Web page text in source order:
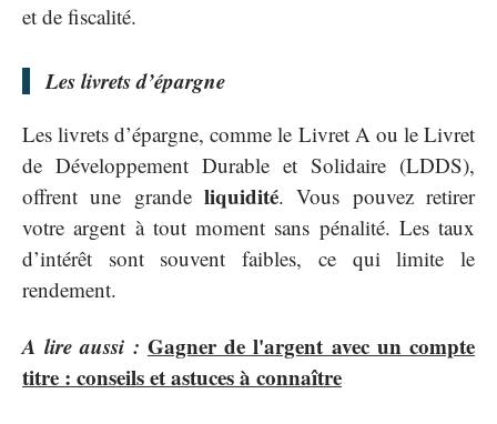
et de fiscalité.
Les livrets d’épargne
Les livrets d’épargne, comme le Livret A ou le Livret
de Développement Durable et Solidaire (LDDS),
offrent une grande liquidité. Vous pouvez retirer
votre argent à tout moment sans pénalité. Les taux
d’intérêt sont souvent faibles, ce qui limite le
rendement.
A lire aussi : Gagner de l'argent avec un compte
titre : conseils et astuces à connaître